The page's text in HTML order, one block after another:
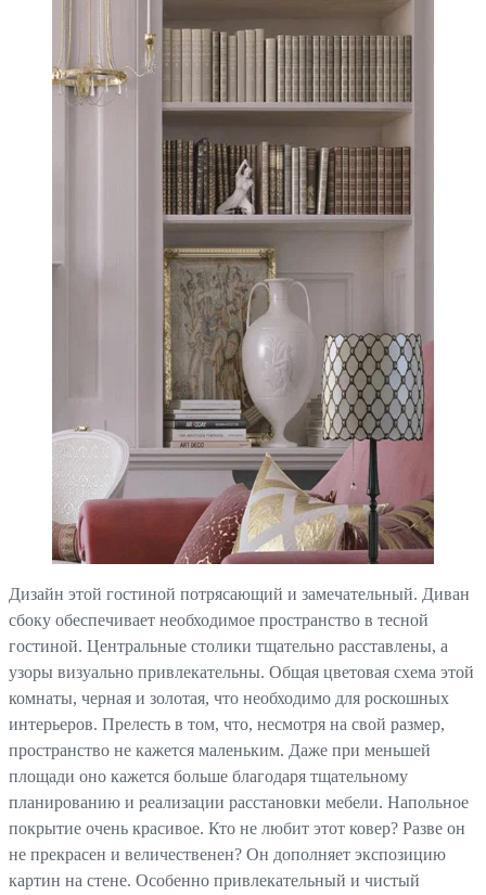
Дизайн этой гостиной потрясающий и замечательный. Диван
сбоку обеспечивает необходимое пространство в тесной
гостиной. Центральные столики тщательно расставлены, а
узоры визуально привлекательны. Общая цветовая схема этой
комнаты, черная и золотая, что необходимо для роскошных
интерьеров. Прелесть в том, что, несмотря на свой размер,
пространство не кажется маленьким. Даже при меньшей
площади оно кажется больше благодаря тщательному
планированию и реализации расстановки мебели. Напольное
покрытие очень красивое. Кто не любит этот ковер? Разве он
не прекрасен и величественен? Он дополняет экспозицию
картин на стене. Особенно привлекательный и чистый